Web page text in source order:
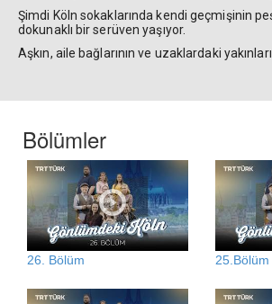
Şimdi Köln sokaklarında kendi geçmişinin
dokunaklı bir serüven yaşıyor.
Aşkın, aile bağlarının ve uzaklardaki
Bölümler
26. Bölüm 25.Bölüm